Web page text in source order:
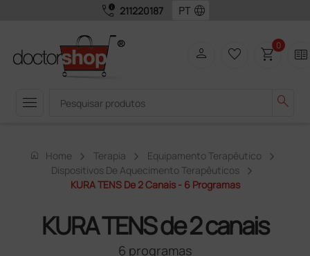
call_quality 211220187 language
menu search
person favorite_border shopping_cart0 two_pager
home Home Terapia
Equipamento Terapêutico
Dispositivos De Aquecimento Terapêuticos
KURA TENS De 2 Canais - 6 Programas
KURA TENS de 2 canais
6 programas